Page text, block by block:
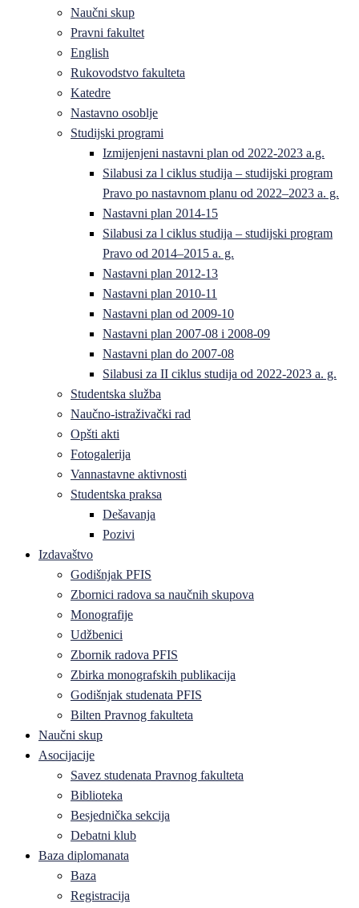
Naučni skup
Pravni fakultet
English
Rukovodstvo fakulteta
Katedre
Nastavno osoblje
Studijski programi
Izmijenjeni nastavni plan od 2022-2023 a.g.
Silabusi za l ciklus studija – studijski program
Pravo po nastavnom planu od 2022–2023 a. g.
Nastavni plan 2014-15
Silabusi za l ciklus studija – studijski program
Pravo od 2014–2015 a. g.
Nastavni plan 2012-13
Nastavni plan 2010-11
Nastavni plan od 2009-10
Nastavni plan 2007-08 i 2008-09
Nastavni plan do 2007-08
Silabusi za II ciklus studija od 2022-2023 a. g.
Studentska služba
Naučno-istraživački rad
Opšti akti
Fotogalerija
Vannastavne aktivnosti
Studentska praksa
Dešavanja
Pozivi
Izdavaštvo
Godišnjak PFIS
Zbornici radova sa naučnih skupova
Monografije
Udžbenici
Zbornik radova PFIS
Zbirka monografskih publikacija
Godišnjak studenata PFIS
Bilten Pravnog fakulteta
Naučni skup
Asocijacije
Savez studenata Pravnog fakulteta
Biblioteka
Besjednička sekcija
Debatni klub
Baza diplomanata
Baza
Registracija